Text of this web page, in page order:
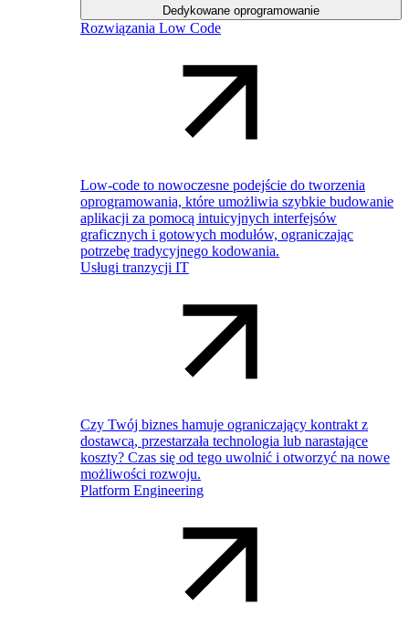
Dedykowane oprogramowanie
Rozwiązania Low Code
Low-code to nowoczesne podejście do tworzenia
oprogramowania, które umożliwia szybkie budowanie
aplikacji za pomocą intuicyjnych interfejsów
graficznych i gotowych modułów, ograniczając
potrzebę tradycyjnego kodowania.
Usługi tranzycji IT
Czy Twój biznes hamuje ograniczający kontrakt z
dostawcą, przestarzała technologia lub narastające
koszty? Czas się od tego uwolnić i otworzyć na nowe
możliwości rozwoju.
Platform Engineering